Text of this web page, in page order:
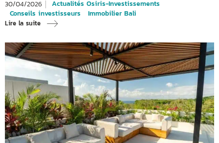
30/04/2026
Actualités Osiris-Investissements
Conseils investisseurs
Immobilier Bali
Lire la suite